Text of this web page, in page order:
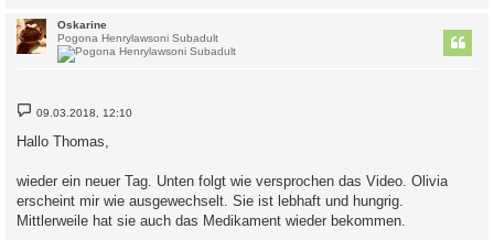
Oskarine
Pogona Henrylawsoni Subadult
B
e
i
t
g
09.03.2018, 12:10
Hallo Thomas,
wieder ein neuer Tag. Unten folgt wie versprochen das Video. Olivia
erscheint mir wie ausgewechselt. Sie ist lebhaft und hungrig.
Mittlerweile hat sie auch das Medikament wieder bekommen.